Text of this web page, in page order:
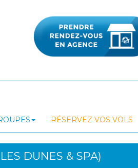
RÉSERVEZ VOS VOLS
DUNES & SPA)